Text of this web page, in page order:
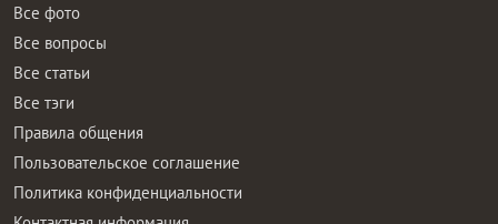
Все фото
Все вопросы
Все статьи
Все тэги
Правила общения
Пользовательское соглашение
Политика конфиденциальности